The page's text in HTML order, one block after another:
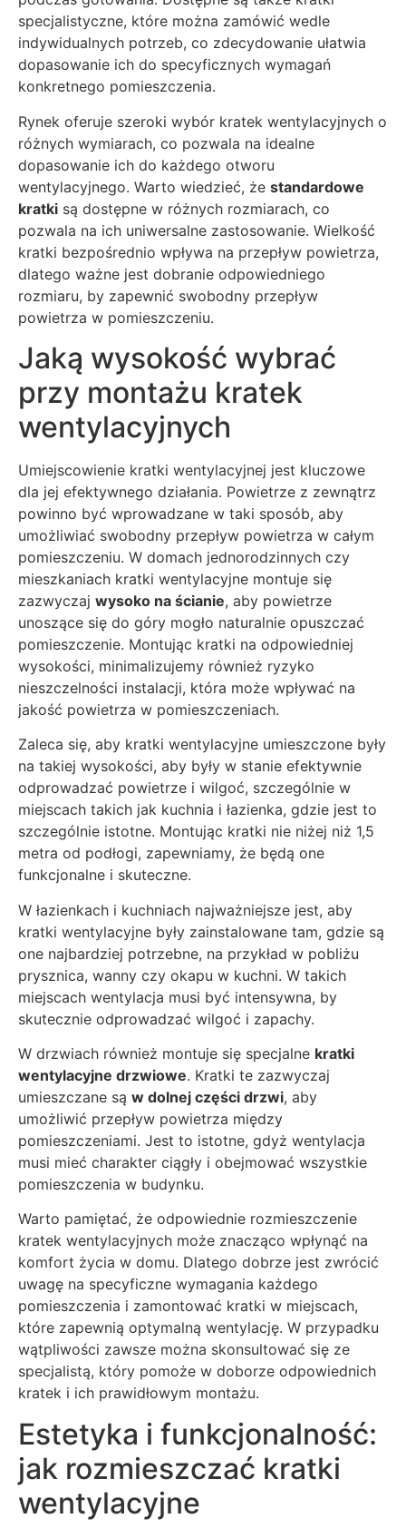
specjalistyczne, które można zamówić wedle
indywidualnych potrzeb, co zdecydowanie ułatwia
dopasowanie ich do specyficznych wymagań
konkretnego pomieszczenia.
Rynek oferuje szeroki wybór kratek wentylacyjnych o
różnych wymiarach, co pozwala na idealne
dopasowanie ich do każdego otworu
wentylacyjnego. Warto wiedzieć, że standardowe
kratki są dostępne w różnych rozmiarach, co
pozwala na ich uniwersalne zastosowanie. Wielkość
kratki bezpośrednio wpływa na przepływ powietrza,
dlatego ważne jest dobranie odpowiedniego
rozmiaru, by zapewnić swobodny przepływ
powietrza w pomieszczeniu.
Jaką wysokość wybrać
przy montażu kratek
wentylacyjnych
Umiejscowienie kratki wentylacyjnej jest kluczowe
dla jej efektywnego działania. Powietrze z zewnątrz
powinno być wprowadzane w taki sposób, aby
umożliwiać swobodny przepływ powietrza w całym
pomieszczeniu. W domach jednorodzinnych czy
mieszkaniach kratki wentylacyjne montuje się
zazwyczaj wysoko na ścianie, aby powietrze
unoszące się do góry mogło naturalnie opuszczać
pomieszczenie. Montując kratki na odpowiedniej
wysokości, minimalizujemy również ryzyko
nieszczelności instalacji, która może wpływać na
jakość powietrza w pomieszczeniach.
Zaleca się, aby kratki wentylacyjne umieszczone były
na takiej wysokości, aby były w stanie efektywnie
odprowadzać powietrze i wilgoć, szczególnie w
miejscach takich jak kuchnia i łazienka, gdzie jest to
szczególnie istotne. Montując kratki nie niżej niż 1,5
metra od podłogi, zapewniamy, że będą one
funkcjonalne i skuteczne.
W łazienkach i kuchniach najważniejsze jest, aby
kratki wentylacyjne były zainstalowane tam, gdzie są
one najbardziej potrzebne, na przykład w pobliżu
prysznica, wanny czy okapu w kuchni. W takich
miejscach wentylacja musi być intensywna, by
skutecznie odprowadzać wilgoć i zapachy.
W drzwiach również montuje się specjalne kratki
wentylacyjne drzwiowe. Kratki te zazwyczaj
umieszczane są w dolnej części drzwi, aby
umożliwić przepływ powietrza między
pomieszczeniami. Jest to istotne, gdyż wentylacja
musi mieć charakter ciągły i obejmować wszystkie
pomieszczenia w budynku.
Warto pamiętać, że odpowiednie rozmieszczenie
kratek wentylacyjnych może znacząco wpłynąć na
komfort życia w domu. Dlatego dobrze jest zwrócić
uwagę na specyficzne wymagania każdego
pomieszczenia i zamontować kratki w miejscach,
które zapewnią optymalną wentylację. W przypadku
wątpliwości zawsze można skonsultować się ze
specjalistą, który pomoże w doborze odpowiednich
kratek i ich prawidłowym montażu.
Estetyka i funkcjonalność:
jak rozmieszczać kratki
wentylacyjne